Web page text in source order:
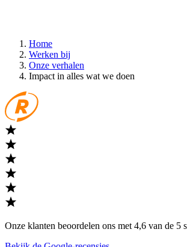
Home
Werken bij
Onze verhalen
Impact in alles wat we doen
Onze klanten beoordelen ons met 4,6 van de 5